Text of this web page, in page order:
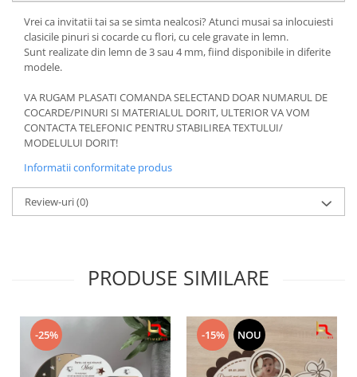
Vrei ca invitatii tai sa se simta nealcosi? Atunci musai sa inlocuiesti
clasicile pinuri si cocarde cu flori, cu cele gravate in lemn.
Sunt realizate din lemn de 3 sau 4 mm, fiind disponibile in diferite
modele.
VA RUGAM PLASATI COMANDA SELECTAND DOAR NUMARUL DE
COCARDE/PINURI SI MATERIALUL DORIT, ULTERIOR VA VOM
CONTACTA TELEFONIC PENTRU STABILIREA TEXTULUI/
MODELULUI DORIT!
Informatii conformitate produs
Review-uri(0)
PRODUSE SIMILARE
-25% -15% NOU